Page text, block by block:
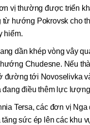
vị thường được triển
hướng Pokrovsk cho
hiểm.
dần khép vòng vây
Chudesne. Nếu
đường tới Novoselivka
đang điều thêm lực
Tersa, các đơn vị
tăng sức ép lên các khu